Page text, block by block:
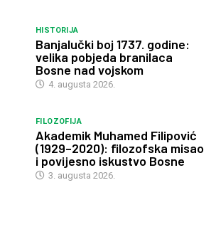
HISTORIJA
Banjalučki boj 1737. godine:
velika pobjeda branilaca
Bosne nad vojskom
4. augusta 2026.
FILOZOFIJA
Akademik Muhamed Filipović
(1929–2020): filozofska misao
i povijesno iskustvo Bosne
3. augusta 2026.